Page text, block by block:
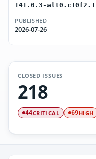
141.0.3-alt0.c10f2.1
PUBLISHED
2026-07-26
CLOSED ISSUES
218
44CRITICAL 69HIGH